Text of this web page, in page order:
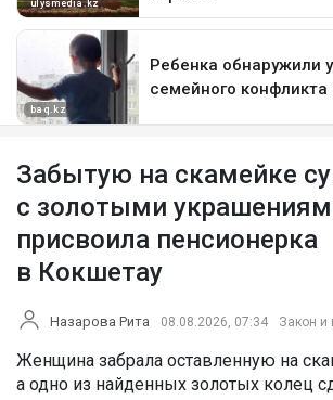
Забытую на скамейке
с золотыми
присвоила пенсионерка
в Кокшетау
Назарова Рита 08.08.2026, 07:34 Закон и
Женщина забрала оставленную на
а одно из найденных золотых колец